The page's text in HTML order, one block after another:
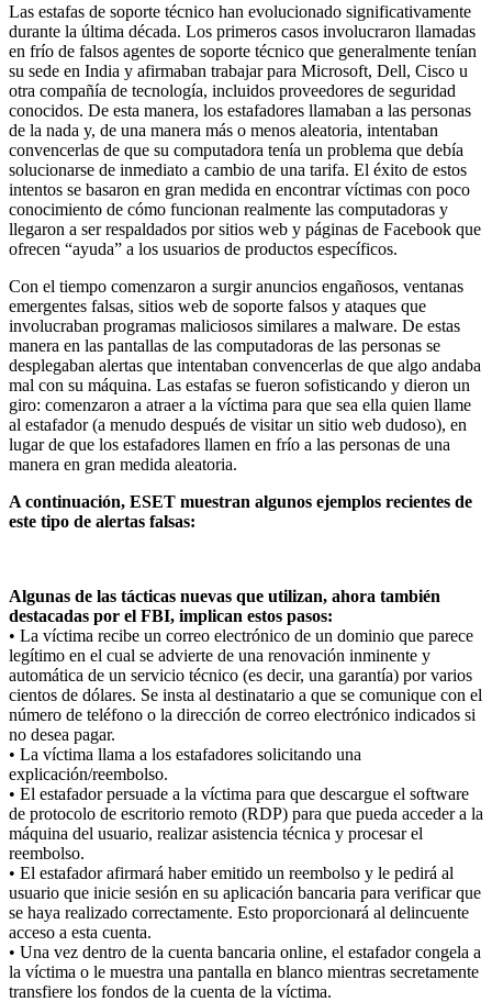
Las estafas de soporte técnico han evolucionado significativamente
durante la última década. Los primeros casos involucraron llamadas
en frío de falsos agentes de soporte técnico que generalmente tenían
su sede en India y afirmaban trabajar para Microsoft, Dell, Cisco u
otra compañía de tecnología, incluidos proveedores de seguridad
conocidos. De esta manera, los estafadores llamaban a las personas
de la nada y, de una manera más o menos aleatoria, intentaban
convencerlas de que su computadora tenía un problema que debía
solucionarse de inmediato a cambio de una tarifa. El éxito de estos
intentos se basaron en gran medida en encontrar víctimas con poco
conocimiento de cómo funcionan realmente las computadoras y
llegaron a ser respaldados por sitios web y páginas de Facebook que
ofrecen “ayuda” a los usuarios de productos específicos.
Con el tiempo comenzaron a surgir anuncios engañosos, ventanas
emergentes falsas, sitios web de soporte falsos y ataques que
involucraban programas maliciosos similares a malware. De estas
manera en las pantallas de las computadoras de las personas se
desplegaban alertas que intentaban convencerlas de que algo andaba
mal con su máquina. Las estafas se fueron sofisticando y dieron un
giro: comenzaron a atraer a la víctima para que sea ella quien llame
al estafador (a menudo después de visitar un sitio web dudoso), en
lugar de que los estafadores llamen en frío a las personas de una
manera en gran medida aleatoria.
A continuación, ESET muestran algunos ejemplos recientes de
este tipo de alertas falsas:
Algunas de las tácticas nuevas que utilizan, ahora también
destacadas por el FBI, implican estos pasos:
• La víctima recibe un correo electrónico de un dominio que parece
legítimo en el cual se advierte de una renovación inminente y
automática de un servicio técnico (es decir, una garantía) por varios
cientos de dólares. Se insta al destinatario a que se comunique con el
número de teléfono o la dirección de correo electrónico indicados si
no desea pagar.
• La víctima llama a los estafadores solicitando una
explicación/reembolso.
• El estafador persuade a la víctima para que descargue el software
de protocolo de escritorio remoto (RDP) para que pueda acceder a la
máquina del usuario, realizar asistencia técnica y procesar el
reembolso.
• El estafador afirmará haber emitido un reembolso y le pedirá al
usuario que inicie sesión en su aplicación bancaria para verificar que
se haya realizado correctamente. Esto proporcionará al delincuente
acceso a esta cuenta.
• Una vez dentro de la cuenta bancaria online, el estafador congela a
la víctima o le muestra una pantalla en blanco mientras secretamente
transfiere los fondos de la cuenta de la víctima.